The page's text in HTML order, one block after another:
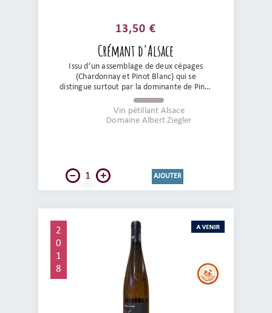
13,50 €
Crémant d'Alsace
Issu d’un assemblage de deux cépages
(Chardonnay et Pinot Blanc) qui se
distingue surtout par la dominante de Pinot
Blanc. Il présente des notes fruitées où se
mélangent les agrumes et la poire.
Elégant, bien structuré et des fines bulles,
Vin pétillant Alsace
Domaine Albert Ziegler
AJOUTER
2
0
1
8